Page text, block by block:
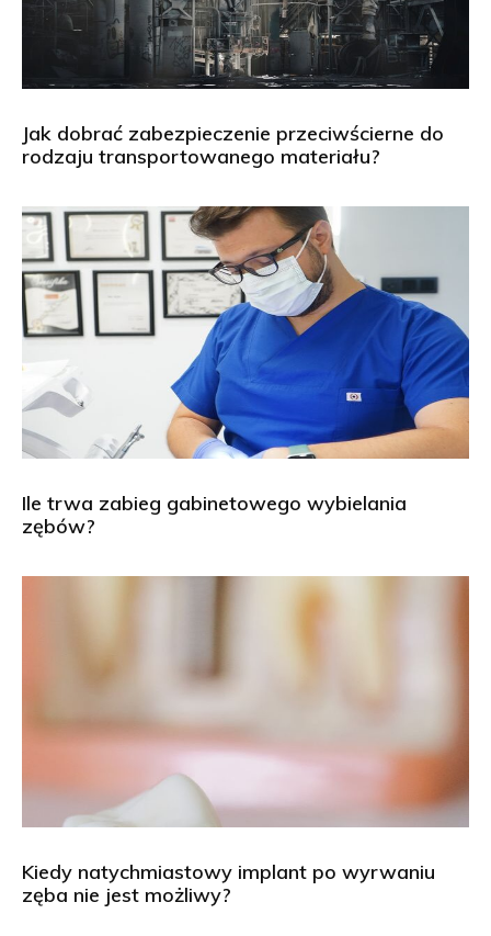
Jak dobrać zabezpieczenie przeciwścierne do
rodzaju transportowanego materiału?
Ile trwa zabieg gabinetowego wybielania
zębów?
Kiedy natychmiastowy implant po wyrwaniu
zęba nie jest możliwy?